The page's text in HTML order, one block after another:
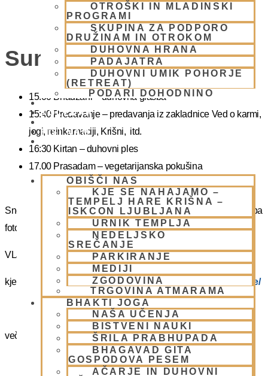
OTROŠKI IN MLADINSKI
PROGRAMI
SKUPINA ZA PODPORO
DRUŽINAM IN OTROKOM
DUHOVNA HRANA
PADAJATRA
DUHOVNI UMIK POHORJE
(RETREAT)
PODARI DOHODNINO
DONIRAJ
KOLEDAR
VAŠA VPRAŠANJA
PIŠI NAM
OBIŠČI NAS
KJE SE NAHAJAMO –
TEMPELJ HARE KRIŠNA –
ISKCON LJUBLJANA
URNIK TEMPLJA
NEDELJSKO
SREČANJE
PARKIRANJE
MEDIJI
ZGODOVINA
TRGOVINA ATMARAMA
BHAKTI JOGA
NAŠA UČENJA
BISTVENI NAUKI
ŠRILA PRABHUPADA
BHAGAVAD GITA
GOSPODOVA PESEM
AČARJE IN DUHOVNI
Sunday Feast
15.00 Bhadžani – duhovna glasba
15:40 Predavanje – predavanja iz zakladnice Ved o karmi,
jogi, reinkarnaciji, Krišni, itd.
16:30 Kirtan – duhovni ples
17.00 Prasadam – vegetarijanska pokušina
19.00 Program plus – duhovna glasba
Snemanje in slikanje gostov je v templju prepovedano. Lahko pa
fotografirate slikate božanstva in slike v dvorani.
VLJUDNO VABLJENI
kje in kako parkirati – https://www.harekrisna.net/parkiranje/
več info na spodnji povezavi
NEDELJSKO SREČANJE